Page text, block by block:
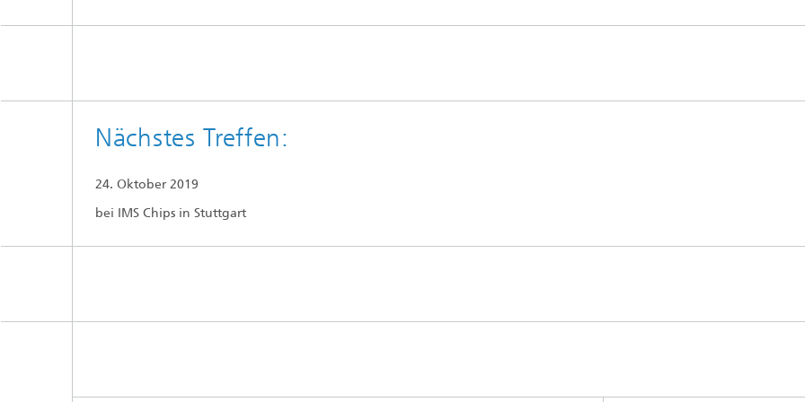
Nächstes Treffen:
24. Oktober 2019
bei IMS Chips in Stuttgart